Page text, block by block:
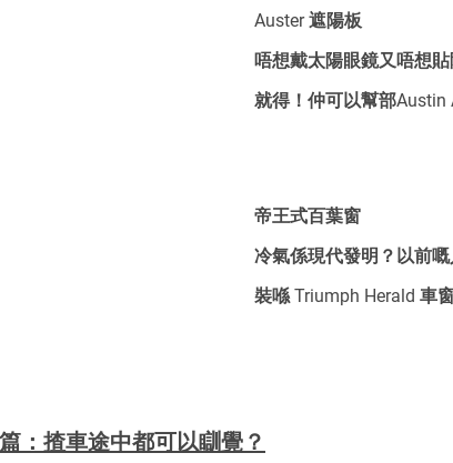
Auster 遮陽板
唔想戴太陽眼鏡又唔想
就得！仲可以幫部Austin
帝王式百葉窗
冷氣係現代發明？以前
裝喺 Triumph Herald 車
：揸車途中都可以瞓覺？